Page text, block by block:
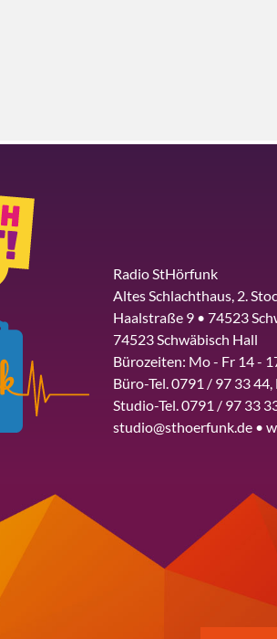
Radio StHörfunk
Altes Schlachthaus, 2.
Haalstraße 9 • 74523
74523 Schwäbisch Hall
Bürozeiten: Mo - Fr 14 -
Büro-Tel. 0791 / 97 33 44,
Studio-Tel. 0791 / 97 33
studio@sthoerfunk.de •